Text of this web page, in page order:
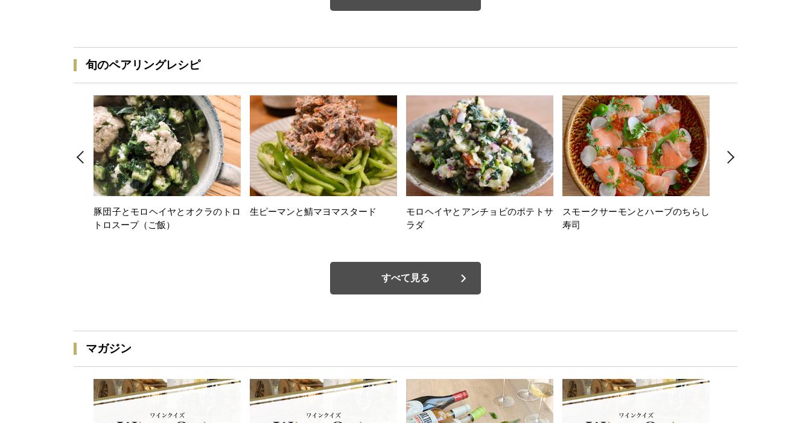
旬のペアリングレシピ
豚団子とモロヘイヤとオクラのトロ
トロスープ（ご飯）
生ピーマンと鯖マヨマスタード
モロヘイヤとアンチョビのポテトサ
ラダ
スモークサーモンとハーブのちらし
寿司
すべて見る
マガジン